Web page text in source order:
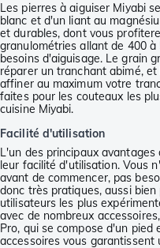
Les pierres à aiguiser Miyabi
blanc et d'un liant au
et durables, dont vous
granulométries allant de 400
besoins d'aiguisage. Le grain
réparer un tranchant abimé,
affiner au maximum votre
faites pour les couteaux les
cuisine Miyabi.
Facilité d'utilisation
L'un des principaux
leur facilité d'utilisation. Vous
avant de commencer, pas
donc très pratiques, aussi
utilisateurs les plus
avec de nombreux
Pro, qui se compose d'un
accessoires vous